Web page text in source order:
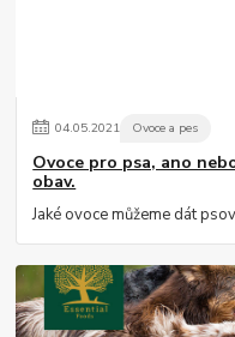
04.05.2021 Ovoce a pes
Ovoce pro psa, ano
obav.
Jaké ovoce můžeme dát